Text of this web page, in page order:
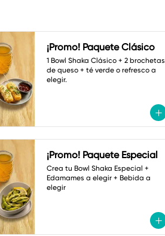
¡Promo! Paquete Clásico
1 Bowl Shaka Clásico + 2 brochetas
de queso + té verde o refresco a
elegir.
¡Promo! Paquete Especial
Crea tu Bowl Shaka Especial +
Edamames a elegir + Bebida a
elegir